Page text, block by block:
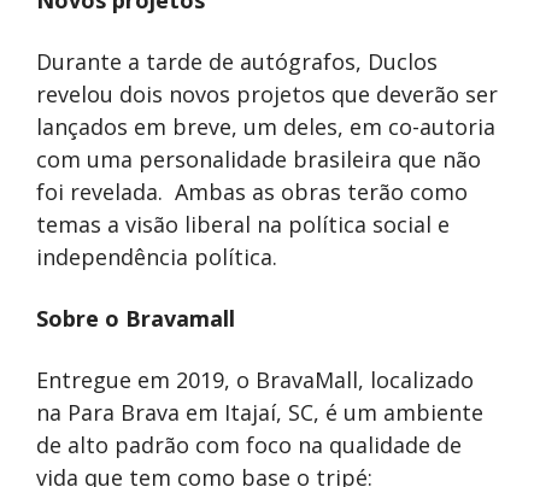
Durante a tarde de autógrafos, Duclos
revelou dois novos projetos que deverão ser
lançados em breve, um deles, em co-autoria
com uma personalidade brasileira que não
foi revelada. Ambas as obras terão como
temas a visão liberal na política social e
independência política.
Sobre o Bravamall
Entregue em 2019, o BravaMall, localizado
na Para Brava em Itajaí, SC, é um ambiente
de alto padrão com foco na qualidade de
vida que tem como base o tripé: